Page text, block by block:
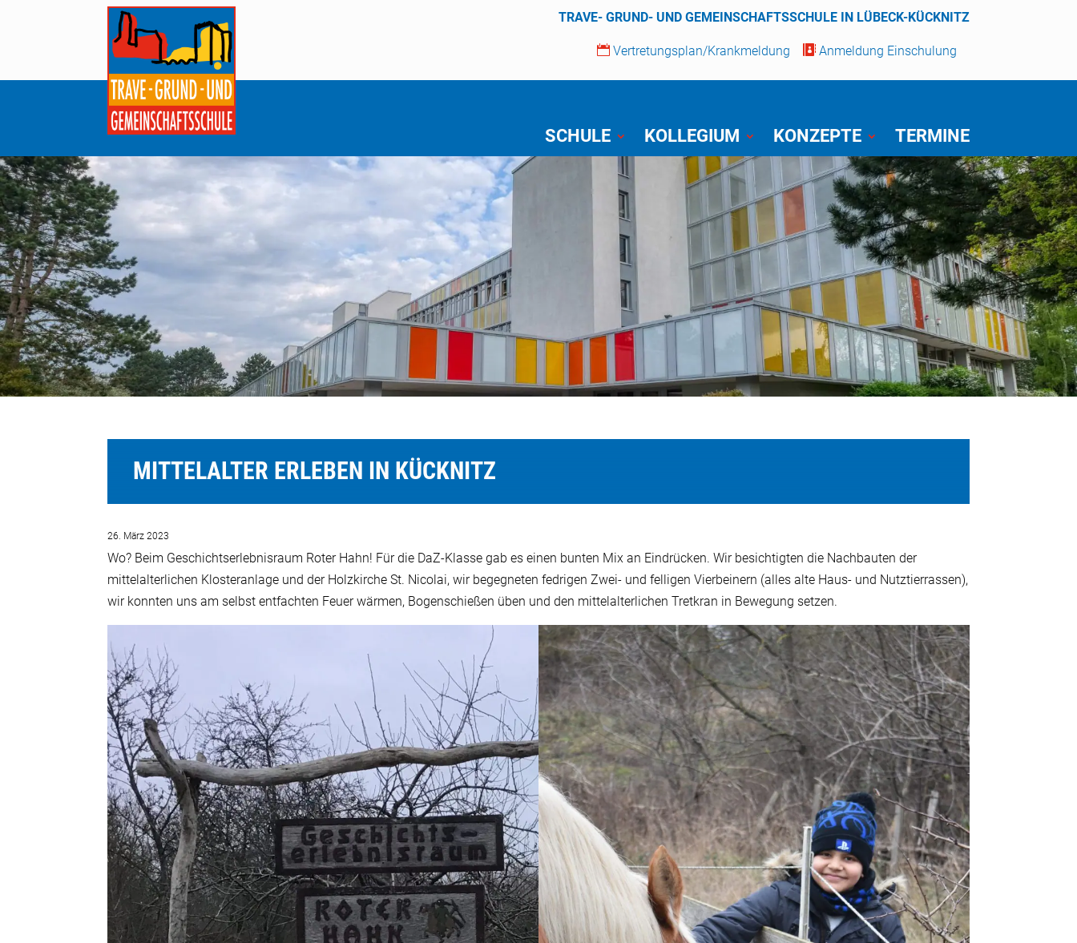
TRAVE- GRUND- UND GEMEINSCHAFTSSCHULE IN LÜBECK-KÜCKNITZ
Anmeldung Einschulung
Vertretungsplan/Krankmeldung
SCHULE KOLLEGIUM KONZEPTE TERMINE
MITTELALTER ERLEBEN IN KÜCKNITZ
26. März 2023
Wo? Beim Geschichtserlebnisraum Roter Hahn! Für die DaZ-Klasse gab es einen bunten Mix an Eindrücken. Wir besichtigten die Nachbauten der
mittelalterlichen Klosteranlage und der Holzkirche St. Nicolai, wir begegneten fedrigen Zwei- und felligen Vierbeinern (alles alte Haus- und Nutztierrassen),
wir konnten uns am selbst entfachten Feuer wärmen, Bogenschießen üben und den mittelalterlichen Tretkran in Bewegung setzen.